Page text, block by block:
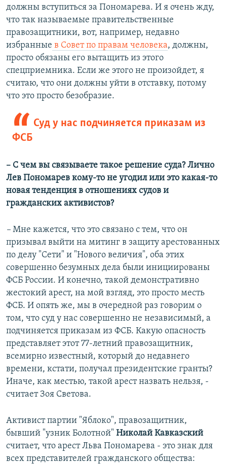
должны вступиться за Пономарева. И я очень жду,
что так называемые правительственные
правозащитники, вот, например, недавно
избранные в Совет по правам человека, должны,
просто обязаны его вытащить из этого
спецприемника. Если же этого не произойдет, я
считаю, что они должны уйти в отставку, потому
что это просто безобразие.
Суд у нас подчиняется приказам из
ФСБ
– С чем вы связываете такое решение суда? Лично
Лев Пономарев кому-то не угодил или это какая-то
новая тенденция в отношениях судов и
гражданских активистов?
– Мне кажется, что это связано с тем, что он
призывал выйти на митинг в защиту арестованных
по делу "Сети" и "Нового величия", оба этих
совершенно безумных дела были инициированы
ФСБ России. И конечно, такой демонстративно
жестокий арест, на мой взгляд, это просто месть
ФСБ. И опять же, мы в очередной раз говорим о
том, что суд у нас совершенно не независимый, а
подчиняется приказам из ФСБ. Какую опасность
представляет этот 77-летний правозащитник,
всемирно известный, который до недавнего
времени, кстати, получал президентские гранты?
Иначе, как местью, такой арест назвать нельзя, -
считает Зоя Светова.
Активист партии "Яблоко", правозащитник,
бывший "узник Болотной" Николай Кавказский
считает, что арест Льва Пономарева - это знак для
всех представителей гражданского общества: